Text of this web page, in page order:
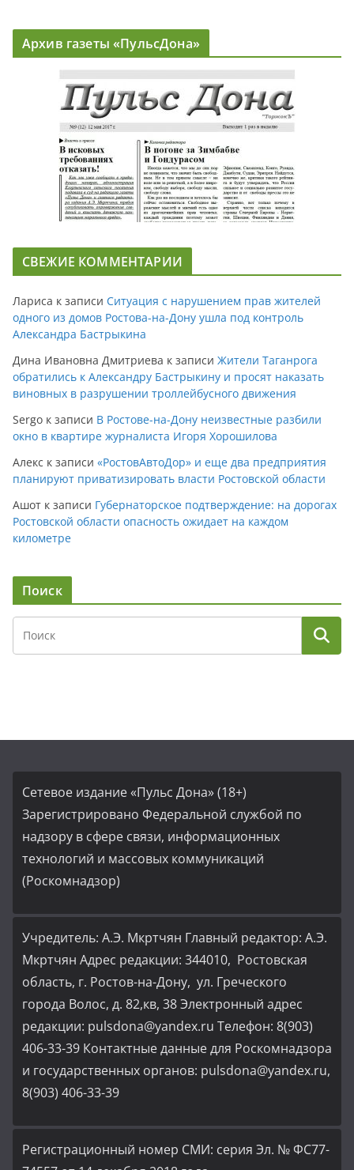
Архив газеты «ПульсДона»
СВЕЖИЕ КОММЕНТАРИИ
Лариса к записи Ситуация с нарушением прав жителей
одного из домов Ростова-на-Дону ушла под контроль
Александра Бастрыкина
Дина Ивановна Дмитриева к записи Жители Таганрога
обратились к Александру Бастрыкину и просят наказать
виновных в разрушении троллейбусного движения
Sergo к записи В Ростове-на-Дону неизвестные разбили
окно в квартире журналиста Игоря Хорошилова
Алекс к записи «РостовАвтоДор» и еще два предприятия
планируют приватизировать власти Ростовской области
Ашот к записи Губернаторское подтверждение: на дорогах
Ростовской области опасность ожидает на каждом
километре
Поиск
Сетевое издание «Пульс Дона» (18+)
Зарегистрировано Федеральной службой по
надзору в сфере связи, информационных
технологий и массовых коммуникаций
(Роскомнадзор)
Учредитель: А.Э. Мкртчян Главный редактор: А.Э.
Мкртчян Адрес редакции: 344010, Ростовская
область, г. Ростов-на-Дону, ул. Греческого
города Волос, д. 82,кв, 38 Электронный адрес
редакции: pulsdona@yandex.ru Телефон: 8(903)
406-33-39 Контактные данные для Роскомнадзора
и государственных органов: pulsdona@yandex.ru,
8(903) 406-33-39
Регистрационный номер СМИ: серия Эл. № ФС77-